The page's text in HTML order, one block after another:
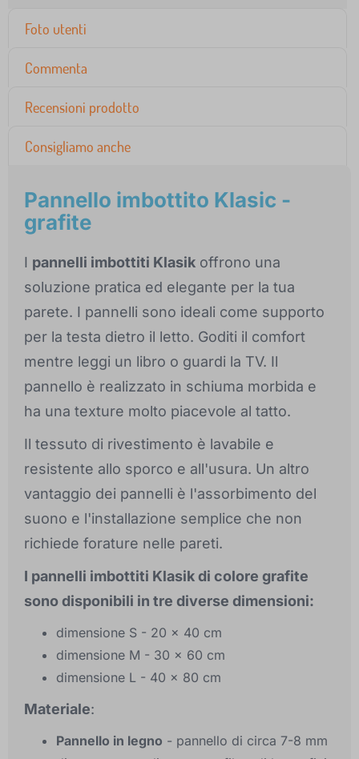
Foto utenti
Commenta
Recensioni prodotto
Consigliamo anche
Pannello imbottito Klasic -
grafite
I pannelli imbottiti Klasik offrono una
soluzione pratica ed elegante per la tua
parete. I pannelli sono ideali come supporto
per la testa dietro il letto. Goditi il comfort
mentre leggi un libro o guardi la TV. Il
pannello è realizzato in schiuma morbida e
ha una texture molto piacevole al tatto.
Il tessuto di rivestimento è lavabile e
resistente allo sporco e all'usura. Un altro
vantaggio dei pannelli è l'assorbimento del
suono e l'installazione semplice che non
richiede forature nelle pareti.
I pannelli imbottiti Klasik di colore grafite
sono disponibili in tre diverse dimensioni:
dimensione S - 20 x 40 cm
dimensione M - 30 x 60 cm
dimensione L - 40 x 80 cm
Materiale:
Pannello in legno - pannello di circa 7-8 mm